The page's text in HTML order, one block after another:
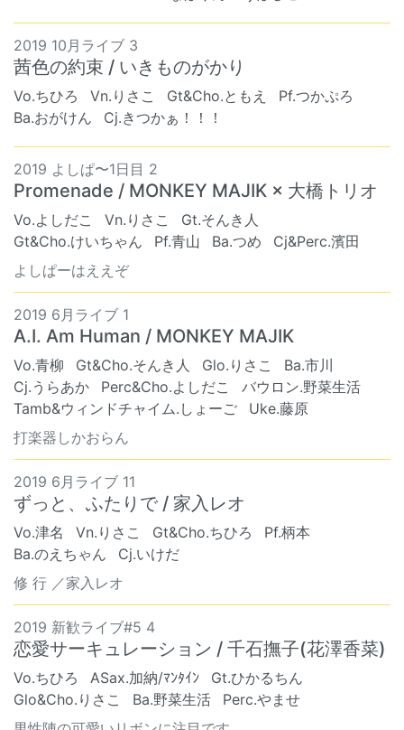
2019 10月ライブ 3
茜色の約束 / いきものがかり
Vo.ちひろ Vn.りさこ Gt&Cho.ともえ
Pf.つかぷろ
Ba.おがけん
Cj.きつかぁ！！！
2019 よしぱ〜1日目 2
Promenade / MONKEY MAJIK × 大橋トリオ
Vo.よしだこ Vn.りさこ
Gt.そんき人
Gt&Cho.けいちゃん
Pf.青山 Ba.つめ
Cj&Perc.濱田
よしぱーはええぞ
2019 6月ライブ 1
A.I. Am Human / MONKEY MAJIK
Vo.青柳 Gt&Cho.そんき人 Glo.りさこ
Ba.市川
Cj.うらあか
Perc&Cho.よしだこ
バウロン.野菜生活
Tamb&ウィンドチャイム.しょーご
Uke.藤原
打楽器しかおらん
2019 6月ライブ 11
ずっと、ふたりで / 家入レオ
Vo.津名 Vn.りさこ Gt&Cho.ちひろ
Pf.柄本
Ba.のえちゃん
Cj.いけだ
修 行 ／家入レオ
2019 新歓ライブ#5 4
恋愛サーキュレーション / 千石撫子(花澤香菜)
Vo.ちひろ ASax.加納/ﾏﾝﾀｲﾝ
Gt.ひかるちん
Glo&Cho.りさこ
Ba.野菜生活
Perc.やませ